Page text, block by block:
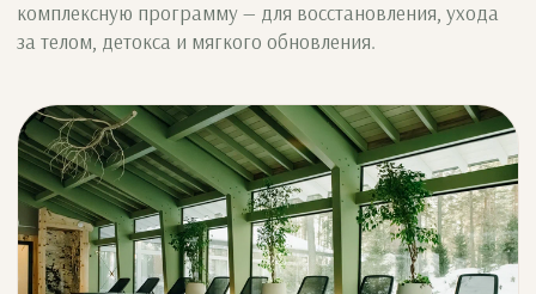
комплексную программу — для восстановления, ухода
за телом, детокса и мягкого обновления.